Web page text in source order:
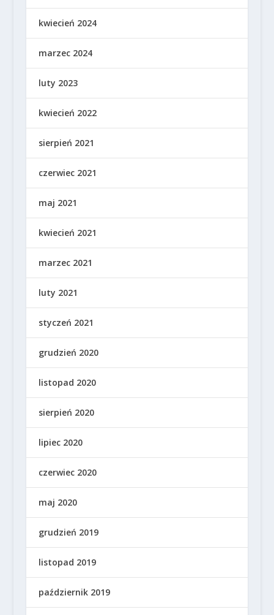
kwiecień 2024
marzec 2024
luty 2023
kwiecień 2022
sierpień 2021
czerwiec 2021
maj 2021
kwiecień 2021
marzec 2021
luty 2021
styczeń 2021
grudzień 2020
listopad 2020
sierpień 2020
lipiec 2020
czerwiec 2020
maj 2020
grudzień 2019
listopad 2019
październik 2019